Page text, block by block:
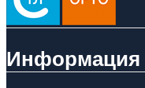
Информация